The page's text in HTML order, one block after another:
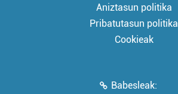
Aniztasun politika
Pribatutasun politika
Cookieak
Babesleak: